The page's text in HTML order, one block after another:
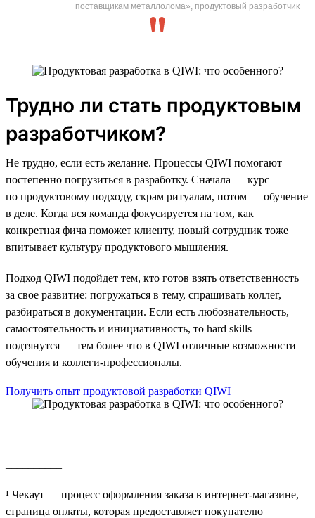
поставщикам металлолома», продуктовый разработчик
Трудно ли стать продуктовым
разработчиком?
Не трудно, если есть желание. Процессы QIWI помогают
постепенно погрузиться в разработку. Сначала — курс
по продуктовому подходу, скрам ритуалам, потом — обучение
в деле. Когда вся команда фокусируется на том, как
конкретная фича поможет клиенту, новый сотрудник тоже
впитывает культуру продуктового мышления.
Подход QIWI подойдет тем, кто готов взять ответственность
за свое развитие: погружаться в тему, спрашивать коллег,
разбираться в документации. Если есть любознательность,
самостоятельность и инициативность, то hard skills
подтянутся — тем более что в QIWI отличные возможности
обучения и коллеги-профессионалы.
Получить опыт продуктовой разработки QIWI
¹ Чекаут — процесс оформления заказа в интернет-магазине,
страница оплаты, которая предоставляет покупателю